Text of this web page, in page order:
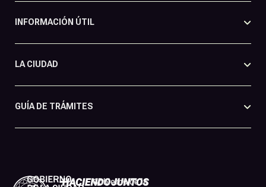
INFORMACIÓN ÚTIL
LA CIUDAD
GUÍA DE TRÁMITES
Gobierno de la